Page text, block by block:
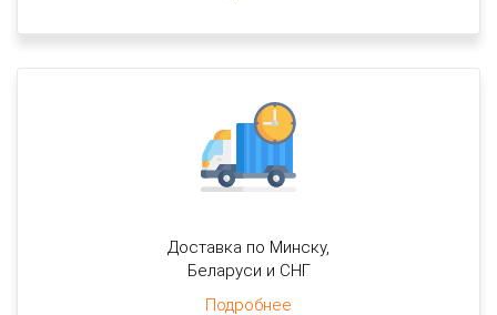
Доставка по Минску,
Беларуси и СНГ
Подробнее